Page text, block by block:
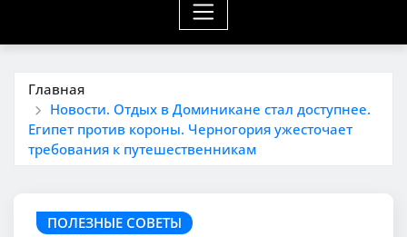
Главная
Новости. Отдых в Доминикане стал доступнее.
Египет против короны. Черногория ужесточает
требования к путешественникам
ПОЛЕЗНЫЕ СОВЕТЫ